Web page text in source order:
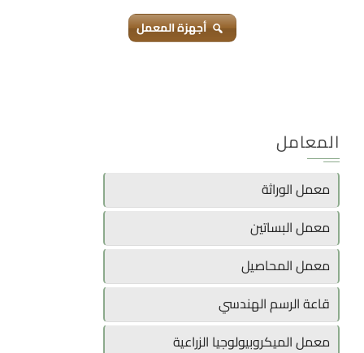
أجهزة المعمل
المعامل
معمل الوراثة
معمل البساتين
معمل المحاصيل
قاعة الرسم الهندسي
معمل الميكروبيولوجيا الزراعية